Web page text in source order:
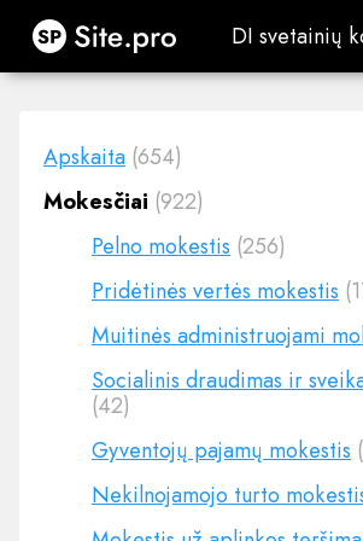
Site.pro DI svetainių
DI svetainių
Apskaita (654)
Mokesčiai (922)
Pelno mokestis (256)
Pridėtinės vertės mokestis
Muitinės administruojami
Socialinis draudimas ir
(42)
Gyventojų pajamų mokestis
Nekilnojamojo turto